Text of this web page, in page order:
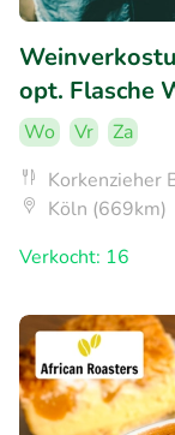
opt. Flasche
Wo Vr
Za
Korkenzieher
Köln (669km)
Verkocht: 16